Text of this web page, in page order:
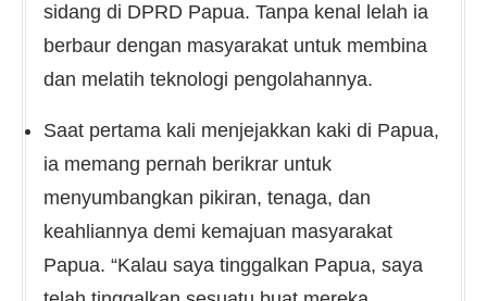
sidang di DPRD Papua. Tanpa kenal lelah ia
berbaur dengan masyarakat untuk membina
dan melatih teknologi pengolahannya.
Saat pertama kali menjejakkan kaki di Papua,
ia memang pernah berikrar untuk
menyumbangkan pikiran, tenaga, dan
keahliannya demi kemajuan masyarakat
Papua. “Kalau saya tinggalkan Papua, saya